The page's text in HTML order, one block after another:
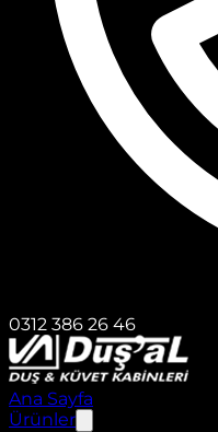
0312 386 26 46
Ana Sayfa
Ürünler